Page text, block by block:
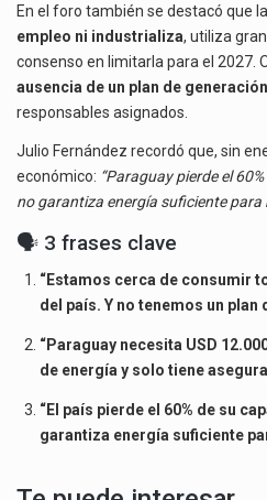
En el foro también se destacó que la
empleo ni industrializa, utiliza
consenso en limitarla para el 2027.
ausencia de un plan de generación
responsables asignados.
Julio Fernández recordó que, sin
económico: “Paraguay pierde el
no garantiza energía suficiente para
🗣️ 3 frases clave
“Estamos cerca de consumir
del país. Y no tenemos un plan
“Paraguay necesita USD
de energía y solo tiene
“El país pierde el 60% de su
garantiza energía suficiente